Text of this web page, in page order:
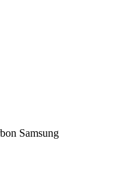
Samsung